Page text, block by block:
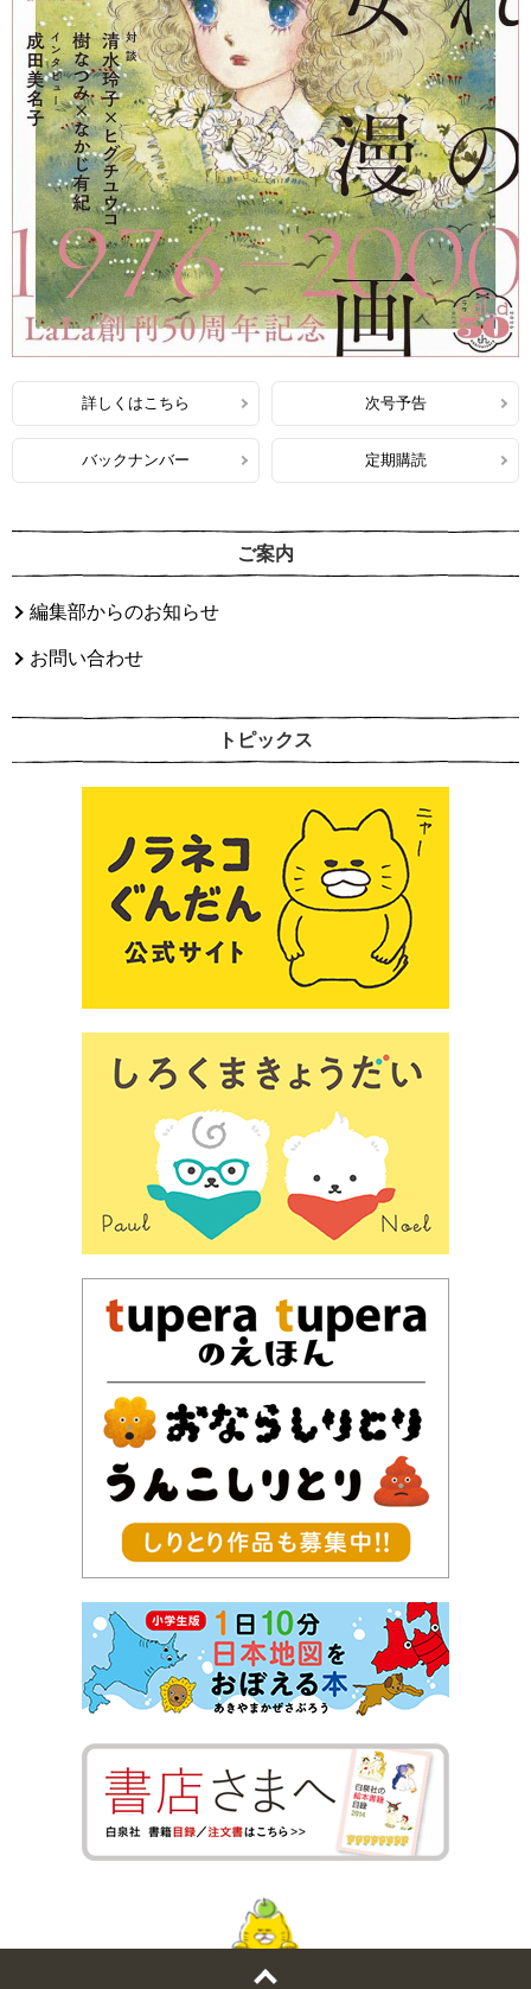
詳しくはこちら 次号予告
バックナンバー 定期購読
ご案内
編集部からのお知らせ
お問い合わせ
トピックス